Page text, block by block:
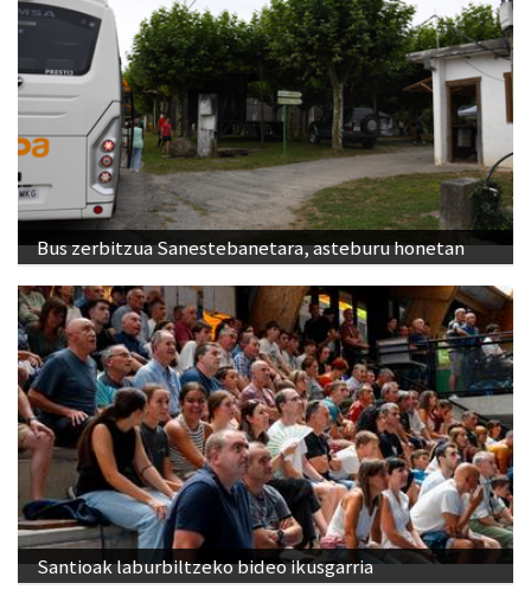
Bus zerbitzua Sanestebanetara, asteburu honetan
Santioak laburbiltzeko bideo ikusgarria